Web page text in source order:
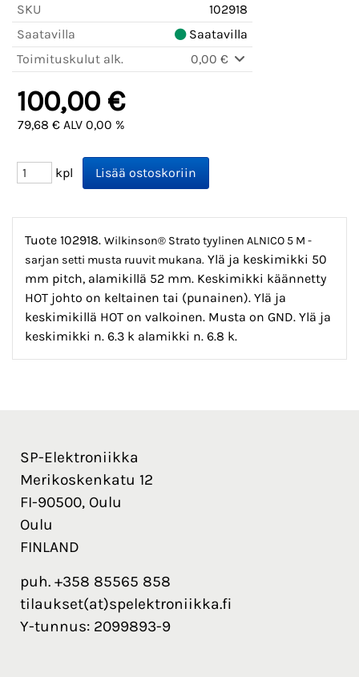
SKU
102918
Saatavilla
Saatavilla
Toimituskulut alk.
0,00 €
100,00 €
79,68 € ALV 0,00 %
kpl
Tuote 102918. Wilkinson® Strato tyylinen ALNICO 5 M -
sarjan setti musta ruuvit mukana. Ylä ja keskimikki 50
mm pitch, alamikillä 52 mm. Keskimikki käännetty
HOT johto on keltainen tai (punainen). Ylä ja
keskimikillä HOT on valkoinen. Musta on GND. Ylä ja
keskimikki n. 6.3 k alamikki n. 6.8 k.
SP-Elektroniikka
Merikoskenkatu 12
FI-90500, Oulu
Oulu
FINLAND
puh. +358 85565 858
tilaukset(at)spelektroniikka.fi
Y-tunnus: 2099893-9